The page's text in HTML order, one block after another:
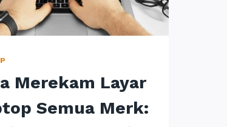
Merekam Layar
Semua Merk: